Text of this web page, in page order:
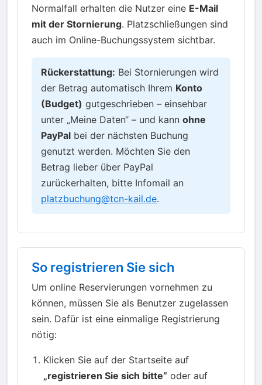
Normalfall erhalten die Nutzer eine E-Mail
mit der Stornierung. Platzschließungen sind
auch im Online-Buchungssystem sichtbar.
Rückerstattung: Bei Stornierungen wird
der Betrag automatisch Ihrem Konto
(Budget) gutgeschrieben – einsehbar
unter „Meine Daten“ – und kann ohne
PayPal bei der nächsten Buchung
genutzt werden. Möchten Sie den
Betrag lieber über PayPal
zurückerhalten, bitte Infomail an
platzbuchung@tcn-kail.de.
So registrieren Sie sich
Um online Reservierungen vornehmen zu
können, müssen Sie als Benutzer zugelassen
sein. Dafür ist eine einmalige Registrierung
nötig:
Klicken Sie auf der Startseite auf
„registrieren Sie sich bitte“ oder auf